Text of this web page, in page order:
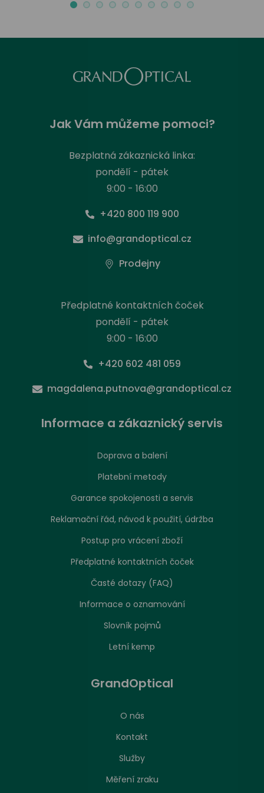
Jak Vám můžeme pomoci?
Bezplatná zákaznická linka:
pondělí - pátek
9:00 - 16:00
+420 800 119 900
info@grandoptical.cz
Prodejny
Předplatné kontaktních čoček
pondělí - pátek
9:00 - 16:00
+420 602 481 059
magdalena.putnova@grandoptical.cz
Informace a zákaznický servis
Doprava a balení
Platební metody
Garance spokojenosti a servis
Reklamační řád, návod k použití, údržba
Postup pro vrácení zboží
Předplatné kontaktních čoček
Časté dotazy (FAQ)
Informace o oznamování
Slovník pojmů
Letní kemp
GrandOptical
O nás
Kontakt
Služby
Měření zraku